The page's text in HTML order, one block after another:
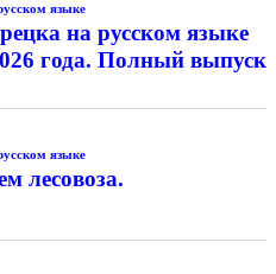
языке
на русском языке
года. Полный выпуск
языке
лесовоза.